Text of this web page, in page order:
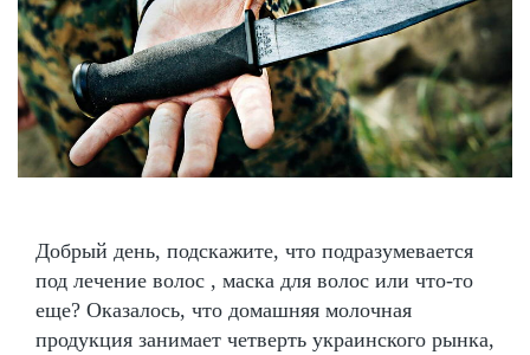
Добрый день, подскажите, что подразумевается
под лечение волос , маска для волос или что-то
еще? Оказалось, что домашняя молочная
продукция занимает четверть украинского рынка,